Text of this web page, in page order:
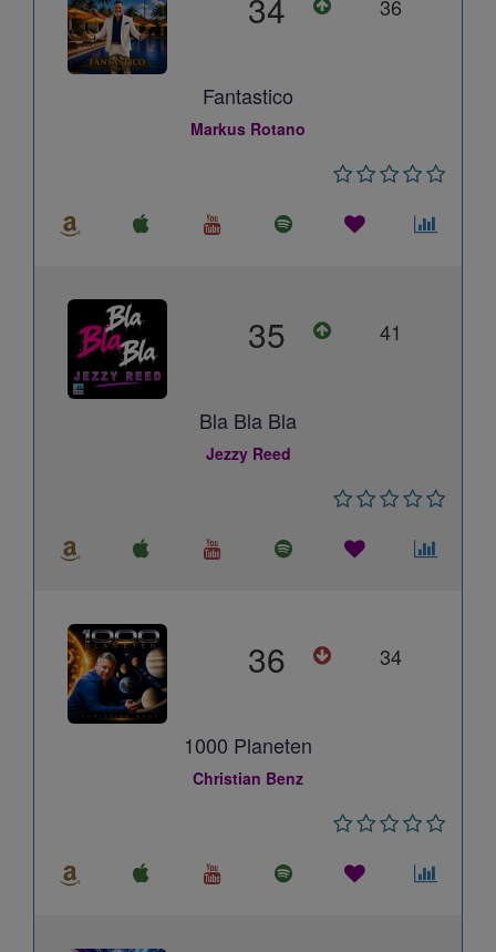
36
Fantastico
Markus Rotano
35 41
Bla Bla Bla
Jezzy Reed
36 34
1000 Planeten
Christian Benz